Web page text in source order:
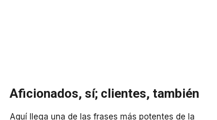
Aficionados, sí; clientes, también
Aquí llega una de las frases más potentes de la